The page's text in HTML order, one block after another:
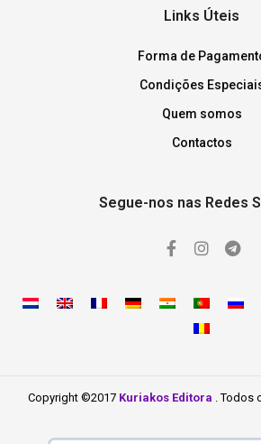
Links Úteis
Forma de
Condições
Quem somos
Contactos
Segue-nos nas Redes
Copyright ©2017 Kuriakos Editora . Todos